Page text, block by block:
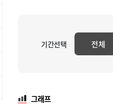
기간선택 전체
그래프